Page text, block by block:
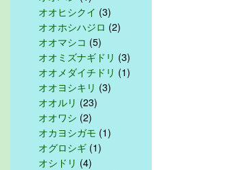
オオヒシクイ (3)
オオホシハジロ (2)
オオマシコ (5)
オオミズナギドリ (3)
オオメダイチドリ (1)
オオヨシキリ (3)
オオルリ (23)
オオワシ (2)
オカヨシガモ (1)
オグロシギ (1)
オシドリ (4)